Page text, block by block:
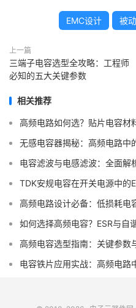
EMC设计 被
上一篇
三端子电容选型全攻略：工程师
必知的五大关键参数
相关推荐
高频电路如何选？贴片电容材
无感电容器揭秘：高频电路中
电容滤波与电感滤波：全面解
TDK安规电容在开关电源中的
高频电路设计必备：低损耗电
如何选择高频电容？ESR与自
高频电容选型指南：关键参数
电容铁片应用实战：高频电路